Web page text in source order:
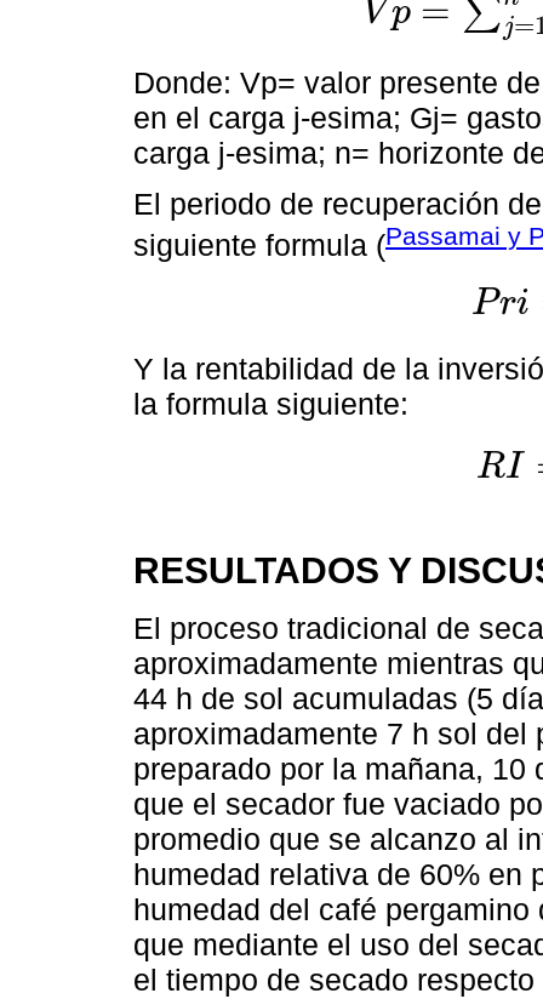
V p = ∑j=
Vp ∑j= 1nIj1 n- Gj 1+
Donde: Vp= valor presente
en el carga j-esima; Gj=
carga j-esima; n= horizonte
El periodo de recuperación
siguiente formula (Passamai y
Pri
Pr =In ve
Y la rentabilidad de la
la formula siguiente:
RI
RI =Be e
RESULTADOS Y
El proceso tradicional de
aproximadamente mientras
44 h de sol acumuladas (5
aproximadamente 7 h sol
preparado por la mañana,
que el secador fue vaciado
promedio que se alcanzo al
humedad relativa de 60% en
humedad del café
que mediante el uso del
el tiempo de secado